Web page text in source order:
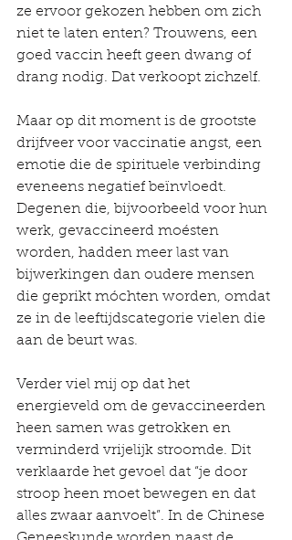
ze ervoor gekozen hebben om zich
niet te laten enten? Trouwens, een
goed vaccin heeft geen dwang of
drang nodig. Dat verkoopt zichzelf.
Maar op dit moment is de grootste
drijfveer voor vaccinatie angst, een
emotie die de spirituele verbinding
eveneens negatief beïnvloedt.
Degenen die, bijvoorbeeld voor hun
werk, gevaccineerd moésten
worden, hadden meer last van
bijwerkingen dan oudere mensen
die geprikt móchten worden, omdat
ze in de leeftijdscategorie vielen die
aan de beurt was.
Verder viel mij op dat het
energieveld om de gevaccineerden
heen samen was getrokken en
verminderd vrijelijk stroomde. Dit
verklaarde het gevoel dat “je door
stroop heen moet bewegen en dat
alles zwaar aanvoelt”. In de Chinese